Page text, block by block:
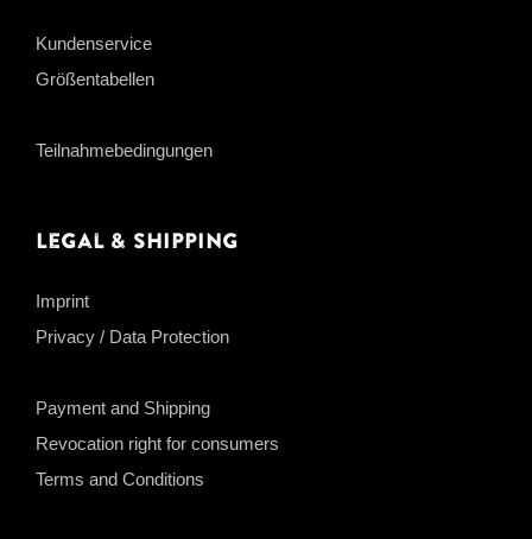
Kundenservice
Größentabellen
Teilnahmebedingungen
Legal & Shipping
Imprint
Privacy / Data Protection
Payment and Shipping
Revocation right for consumers
Terms and Conditions